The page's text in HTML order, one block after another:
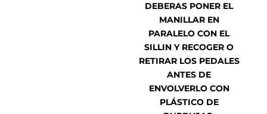
DEBERAS PONER EL
MANILLAR EN
PARALELO CON EL
SILLIN Y RECOGER O
RETIRAR LOS PEDALES
ANTES DE
ENVOLVERLO CON
PLÁSTICO DE